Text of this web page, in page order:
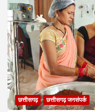
छत्तीसगढ़ छत्तीसगढ़ जनसंपर्क